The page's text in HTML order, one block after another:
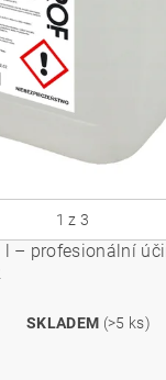
1 z 3
l – profesionální
SKLADEM (>5 ks)